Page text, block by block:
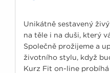
Unikátně sestavený
na těle i na duši, který
Společně prožijeme a
životního stylu, když
Kurz Fit on-line